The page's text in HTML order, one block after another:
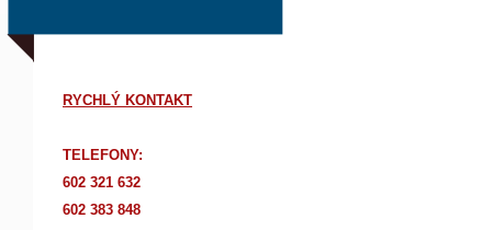
RYCHLÝ KONTAKT
TELEFONY:
602 321 632
602 383 848